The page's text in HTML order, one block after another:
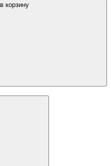
Добавить в корзину